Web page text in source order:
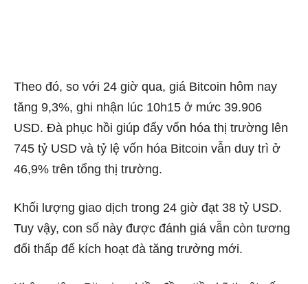
Theo đó, so với 24 giờ qua, giá Bitcoin hôm nay
tăng 9,3%, ghi nhận lúc 10h15 ở mức 39.906
USD. Đà phục hồi giúp đẩy vốn hóa thị trường lên
745 tỷ USD và tỷ lệ vốn hóa Bitcoin vẫn duy trì ở
46,9% trên tổng thị trường.
Khối lượng giao dịch trong 24 giờ đạt 38 tỷ USD.
Tuy vậy, con số này được đánh giá vẫn còn tương
đối thấp để kích hoạt đà tăng trưởng mới.